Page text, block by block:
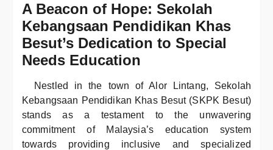
A Beacon of Hope: Sekolah
Kebangsaan Pendidikan Khas
Besut’s Dedication to Special
Needs Education
Nestled in the town of Alor Lintang, Sekolah
Kebangsaan Pendidikan Khas Besut (SKPK Besut)
stands as a testament to the unwavering
commitment of Malaysia’s education system
towards providing inclusive and specialized